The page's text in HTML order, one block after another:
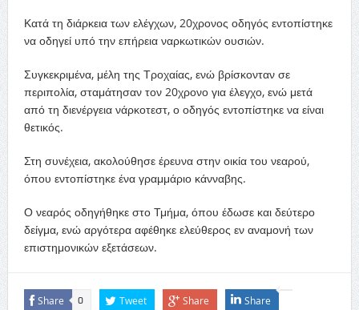
Κατά τη διάρκεια των ελέγχων, 20χρονος οδηγός εντοπίστηκε
να οδηγεί υπό την επήρεια ναρκωτικών ουσιών.
Συγκεκριμένα, μέλη της Τροχαίας, ενώ βρίσκονταν σε
περιπολία, σταμάτησαν τον 20χρονο για έλεγχο, ενώ μετά
από τη διενέργεια νάρκοτεστ, ο οδηγός εντοπίστηκε να είναι
θετικός.
Στη συνέχεια, ακολούθησε έρευνα στην οικία του νεαρού,
όπου εντοπίστηκε ένα γραμμάριο κάνναβης.
Ο νεαρός οδηγήθηκε στο Τμήμα, όπου έδωσε και δεύτερο
δείγμα, ενώ αργότερα αφέθηκε ελεύθερος εν αναμονή των
επιστημονικών εξετάσεων.
Share 0 Tweet Share Share